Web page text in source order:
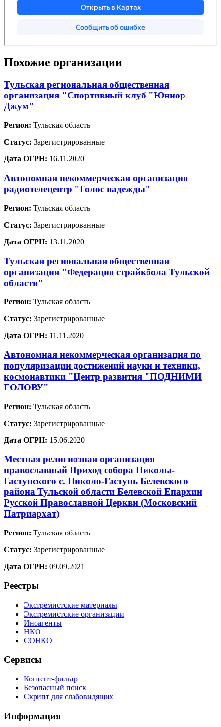
Похожие организации
Тульская региональная общественная
организация "Спортивный клуб "Юниор
Джум"
Регион: Тульская область
Статус: Зарегистрированные
Дата ОГРН: 16.11.2020
Автономная некоммерческая организация
радиотелецентр "Голос надежды"
Регион: Тульская область
Статус: Зарегистрированные
Дата ОГРН: 13.11.2020
Тульская региональная общественная
организация "Федерация страйкбола Тульской
области"
Регион: Тульская область
Статус: Зарегистрированные
Дата ОГРН: 11.11.2020
Автономная некоммерческая организация по
популяризации достижений науки и техники,
космонавтики "Центр развития "ПОДНИМИ
ГОЛОВУ"
Регион: Тульская область
Статус: Зарегистрированные
Дата ОГРН: 15.06.2020
Местная религиозная организация
православный Приход собора Николы-
Гастунского с. Николо-Гастунь Белевского
района Тульской области Белевской Епархии
Русской Православной Церкви (Московский
Патриархат)
Регион: Тульская область
Статус: Зарегистрированные
Дата ОГРН: 09.09.2021
Реестры
Экстремистские материалы
Экстремистские организации
Иноагенты
НКО
СОНКО
Сервисы
Контент-фильтр
Безопасный поиск
Скрипт для слабовидящих
Информация